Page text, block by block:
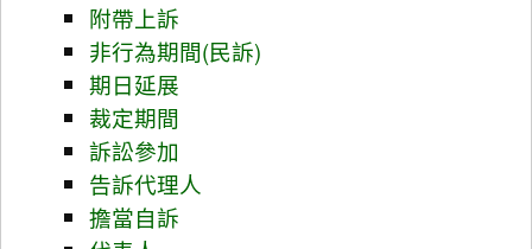
附帶上訴
非行為期間(民訴)
期日延展
裁定期間
訴訟參加
告訴代理人
擔當自訴